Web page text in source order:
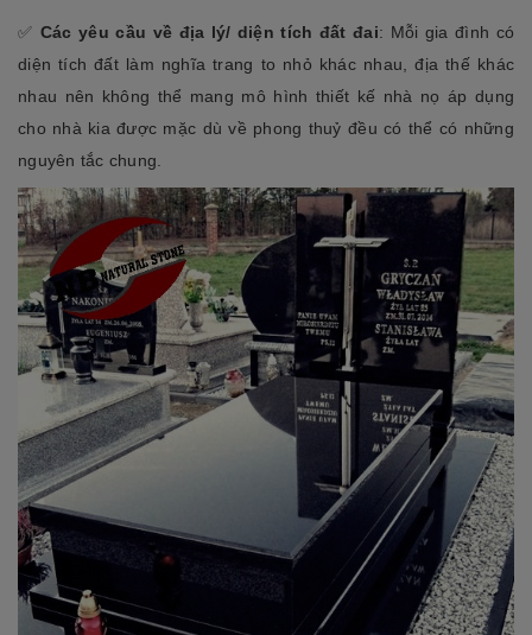
✅ Các yêu cầu về địa lý/ diện tích đất đai: Mỗi gia đình có
diện tích đất làm nghĩa trang to nhỏ khác nhau, địa thế khác
nhau nên không thể mang mô hình thiết kế nhà nọ áp dụng
cho nhà kia được mặc dù về phong thuỷ đều có thể có những
nguyên tắc chung.